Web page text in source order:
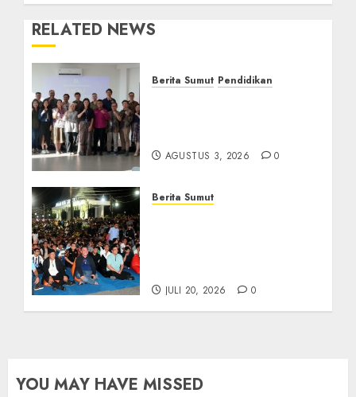
RELATED NEWS
Berita Sumut Pendidikan
AGUSTUS 3, 2026 0
Berita Sumut
JULI 20, 2026 0
YOU MAY HAVE MISSED